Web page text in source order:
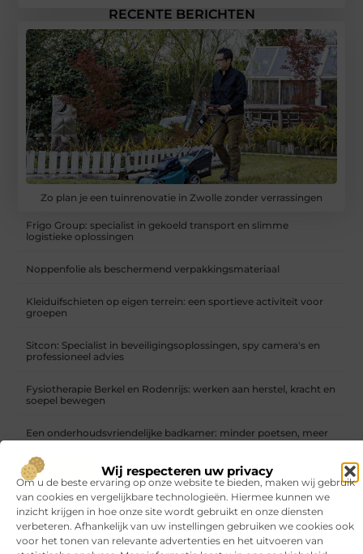
Wij respecteren uw privacy
Om u de beste ervaring op onze website te bieden, maken wij gebruik
van cookies en vergelijkbare technologieën. Hiermee kunnen we
inzicht krijgen in hoe onze site wordt gebruikt en onze diensten
verbeteren. Afhankelijk van uw instellingen gebruiken we cookies ook
voor het tonen van relevante advertenties en het uitvoeren van
RECENTE BERICHTEN
Zo plan je een tuinrenovatie in Zwolle zonder verrassingen
Frigo Group: specialist in gekoeld transport en slimme
logistieke oplossingen
Noppenfolie als beschermend verpakkingsmateriaal
Kleiduifschieten op eigen terrein: een sportieve activiteit voor
groepen
Sitcon: Specialist in beveiligingsoplossingen, spy camera's en
professioneel advies
Fysiotherapie Berkel en Rodenrijs: werken aan herstel, kracht en
soepel bewegen
Een onderhoudsvriendelijke badkamer: minder poetsen, meer
genieten
CATEGORIEËN
Aanbiedingen(94) Architectuur(1)
Auto's en Motoren(4) Banen en opleidingen(7)